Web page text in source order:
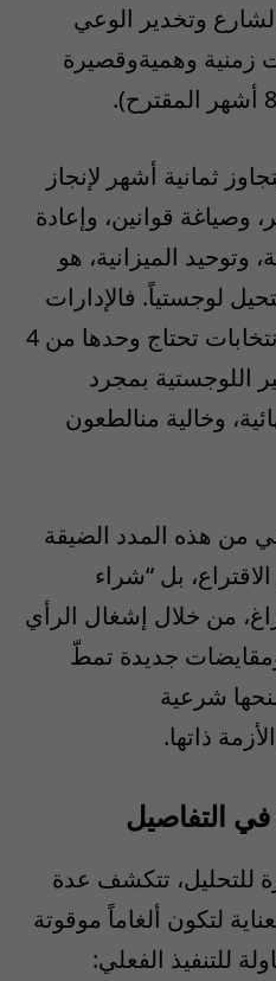
وتخدير الوعي
زمنية وهميةوقصيرة
أشهر المقترح).
ثمانية أشهر لإنجاز
، وصياغة قوانين، وإعادة
، وتوحيد الميزانية، هو
لوجستياً. فالإدارات
تحتاج وحدها من
اللوجستية بمجرد
، وخالية منالطعون
من هذه المدد الضيقة
الاقتراع، بل “شراء
، من خلال إشغال الرأي
جديدة تمط
شرعية
الأزمة ذاتها.
في التفاصيل
للتحليل، تتكشف عدة
لتكون ألغاما موقوتة
للتنفيذ الفعلي: